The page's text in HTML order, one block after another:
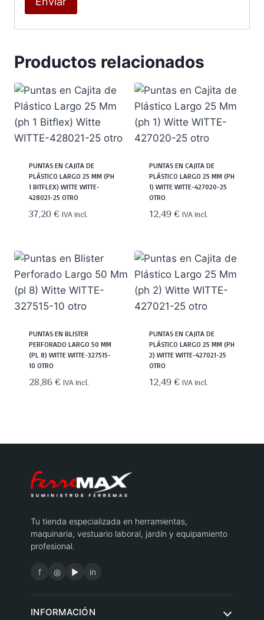
Productos relacionados
PUNTAS EN CAJITA DE
PLÁSTICO LARGO 25 MM (PH
1 BITFLEX) WITTE WITTE-
428021-25 OTRO
37,20€ IVA incl.
PUNTAS EN CAJITA DE
PLÁSTICO LARGO 25 MM (PH
1) WITTE WITTE-427020-25
OTRO
12,49€ IVA incl.
PUNTAS EN BLISTER
PERFORADO LARGO 50 MM
(PL 8) WITTE WITTE-327515-
10 OTRO
28,86€ IVA incl.
PUNTAS EN CAJITA DE
PLÁSTICO LARGO 25 MM (PH
2) WITTE WITTE-427021-25
OTRO
12,49€ IVA incl.
Tu tienda especializada en herramientas,
maquinaria, vestuario laboral, jardín y equipamiento
profesional.
f ◎ ▶ in
INFORMACIÓN